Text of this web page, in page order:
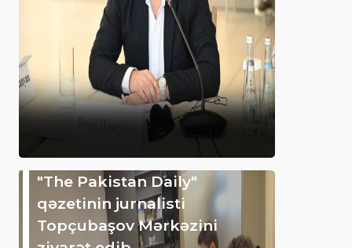
"The Pakistan Daily"
qəzetinin jurnalisti
Topçubaşov Mərkəzini